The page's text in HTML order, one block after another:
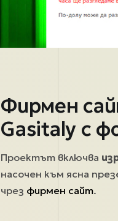
Фирмен
Gasitaly с
Проектът включва
насочен към ясна
чрез фирмен сайт.